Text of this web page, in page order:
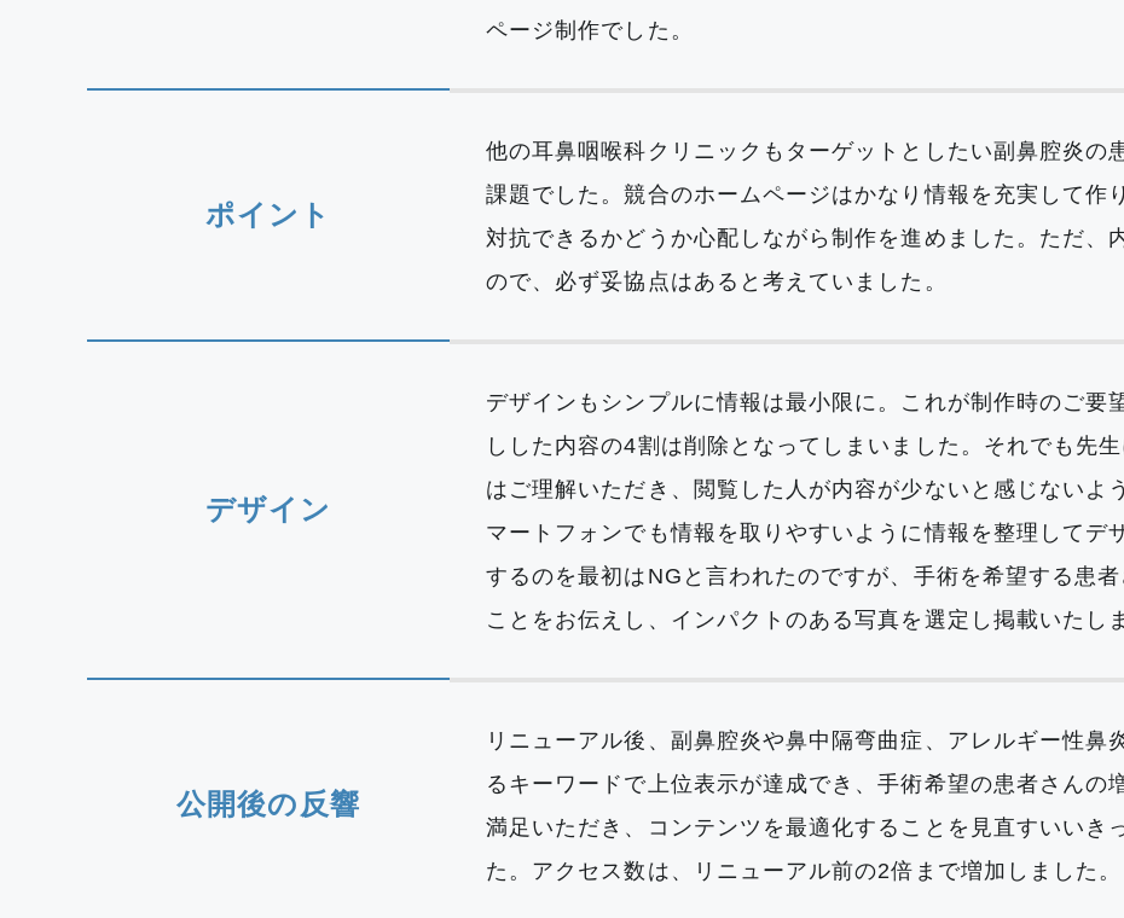
ページ制作でした。
ポイント
他の耳鼻咽喉科クリニックもターゲットとしたい副鼻腔炎の
課題でした。競合のホームページはかなり情報を充実して作
対抗できるかどうか心配しながら制作を進めました。ただ、
ので、必ず妥協点はあると考えていました。
デザイン
デザインもシンプルに情報は最小限に。これが制作時のご要
しした内容の4割は削除となってしまいました。それでも先
はご理解いただき、閲覧した人が内容が少ないと感じないよ
マートフォンでも情報を取りやすいように情報を整理してデ
するのを最初はNGと言われたのですが、手術を希望する患
ことをお伝えし、インパクトのある写真を選定し掲載いたし
公開後の反響
リニューアル後、副鼻腔炎や鼻中隔弯曲症、アレルギー性鼻
るキーワードで上位表示が達成でき、手術希望の患者さんの
満足いただき、コンテンツを最適化することを見直すいいき
た。アクセス数は、リニューアル前の2倍まで増加しました。